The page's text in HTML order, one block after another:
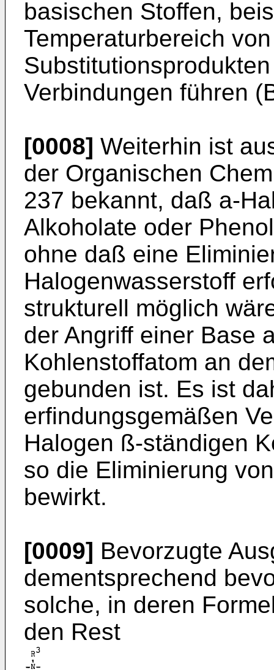
basischen Stoffen,
Temperaturbereich
Verbindungen führen
[0008] Weiterhin ist
der Organischen
237 bekannt, daß a-
Alkoholate oder
ohne daß eine
Halogenwasserstoff
strukturell möglich
der Angriff einer Base
Kohlenstoffatom an
gebunden ist. Es ist
erfindungsgemäßen
Halogen ß-ständigen
so die Eliminierung
bewirkt.
[0009] Bevorzugte
dementsprechend
solche, in deren
den Rest